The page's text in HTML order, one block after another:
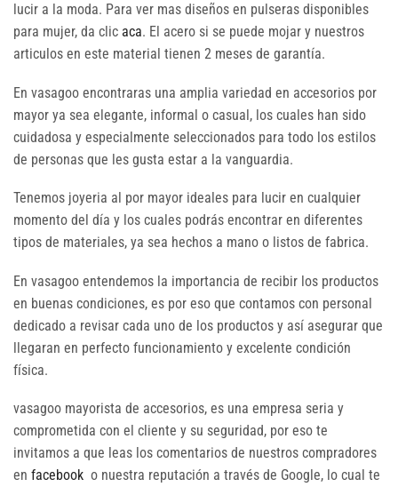
lucir a la moda. Para ver mas diseños en pulseras disponibles
para mujer, da clic aca. El acero si se puede mojar y nuestros
articulos en este material tienen 2 meses de garantía.
En vasagoo encontraras una amplia variedad en accesorios por
mayor ya sea elegante, informal o casual, los cuales han sido
cuidadosa y especialmente seleccionados para todo los estilos
de personas que les gusta estar a la vanguardia.
Tenemos joyeria al por mayor ideales para lucir en cualquier
momento del día y los cuales podrás encontrar en diferentes
tipos de materiales, ya sea hechos a mano o listos de fabrica.
En vasagoo entendemos la importancia de recibir los productos
en buenas condiciones, es por eso que contamos con personal
dedicado a revisar cada uno de los productos y así asegurar que
llegaran en perfecto funcionamiento y excelente condición
física.
vasagoo mayorista de accesorios, es una empresa seria y
comprometida con el cliente y su seguridad, por eso te
invitamos a que leas los comentarios de nuestros compradores
en facebook o nuestra reputación a través de Google, lo cual te